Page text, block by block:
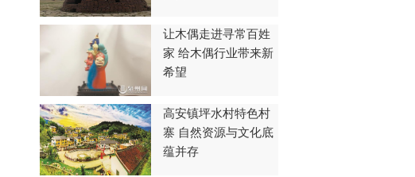
让木偶走进寻常百姓
家 给木偶行业带来新
希望
高安镇坪水村特色村
寨 自然资源与文化底
蕴并存